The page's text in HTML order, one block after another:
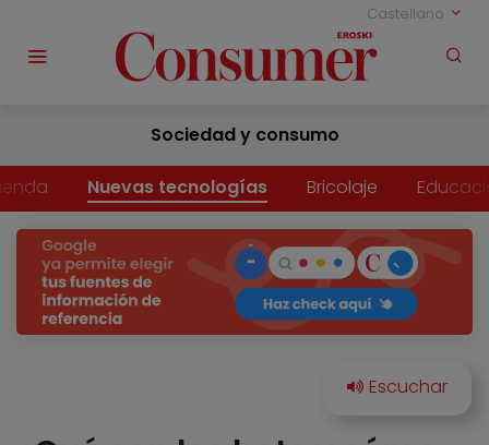
Castellano
Sociedad y consumo
Nuevas tecnologías Bricolaje